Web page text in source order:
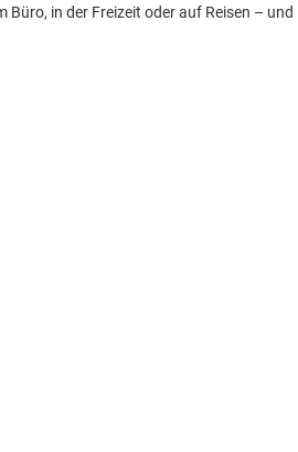
in der Freizeit oder auf Reisen – und